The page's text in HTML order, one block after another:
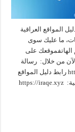
المواقع العراقية
ما عليك سوى
على
من خلال: رسالة
على الصفحة او رابط دليل العراق: ‏https://dlel-iraq.com رابط دليل المواقع
العراقية : ‏https://iraq10.com رابط دليل المواقع العربية: ‏ https://iraqe.xyz